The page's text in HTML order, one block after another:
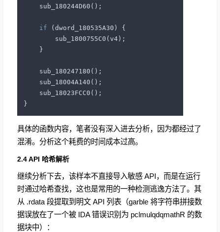
    sub_180244D60();
if (dword_180535A30) {
        sub_1800755C0(v4);
    }
    sub_180247180();
    sub_18004A140();
    sub_18023FCC0();
具体的函数内容，笔者没有深入进去分析，因为都经过了
混淆。分析这个耗费的时间成本过高。
2.4 API 哈希解析
继续分析下去，该样本不直接导入敏感 API，而是在运行
时通过哈希查找，这也是常用的一种检测逃逸方法了。其
从 .rdata 段提取到明文 API 列表（garble 将字符串拼接数
据误放在了一个被 IDA 错误识别为 pclmulqdqmathR 的数
据块中）：